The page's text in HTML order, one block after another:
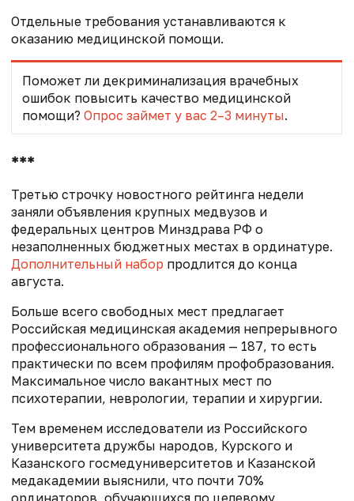
Отдельные требования устанавливаются к
оказанию медицинской помощи.
Поможет ли декриминализация врачебных
ошибок повысить качество медицинской
помощи? Опрос займет у вас 2–3 минуты.
***
Третью строчку новостного рейтинга недели
заняли объявления крупных медвузов и
федеральных центров Минздрава РФ о
незаполненных бюджетных местах в ординатуре.
Дополнительный набор продлится до конца
августа.
Больше всего свободных мест предлагает
Российская медицинская академия непрерывного
профессионального образования — 187, то есть
практически по всем профилям профобразования.
Максимальное число вакантных мест по
психотерапии, неврологии, терапии и хирургии.
Тем временем исследователи из Российского
университета дружбы народов, Курского и
Казанского госмедуниверситетов и Казанской
медакадемии выяснили, что почти 70%
ординаторов, обучающихся по целевому